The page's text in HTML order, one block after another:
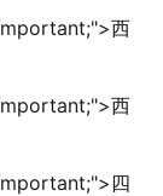
mportant;">西
mportant;">西
mportant;"> 四